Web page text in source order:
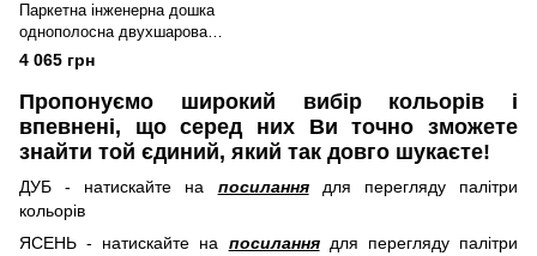
Паркетна інженерна дошка
однополосна двухшарова
4 065 грн
Пропонуємо широкий вибір кольорів і
впевнені, що серед них Ви точно зможете
знайти той єдиний, який так довго шукаєте!
ДУБ - натискайте на посиланнядля перегляду палітри
кольорів
ЯСЕНЬ - натискайте на посиланнядля перегляду палітри